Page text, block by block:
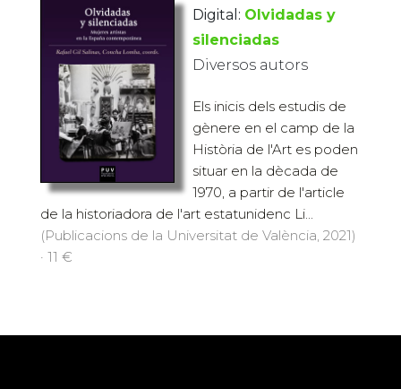
Digital: Olvidadas y
silenciadas
Diversos autors
Els inicis dels estudis de
gènere en el camp de la
Història de l'Art es poden
situar en la dècada de
1970, a partir de l'article
de la historiadora de l'art estatunidenc Li...
(Publicacions de la Universitat de València, 2021)
· 11 €